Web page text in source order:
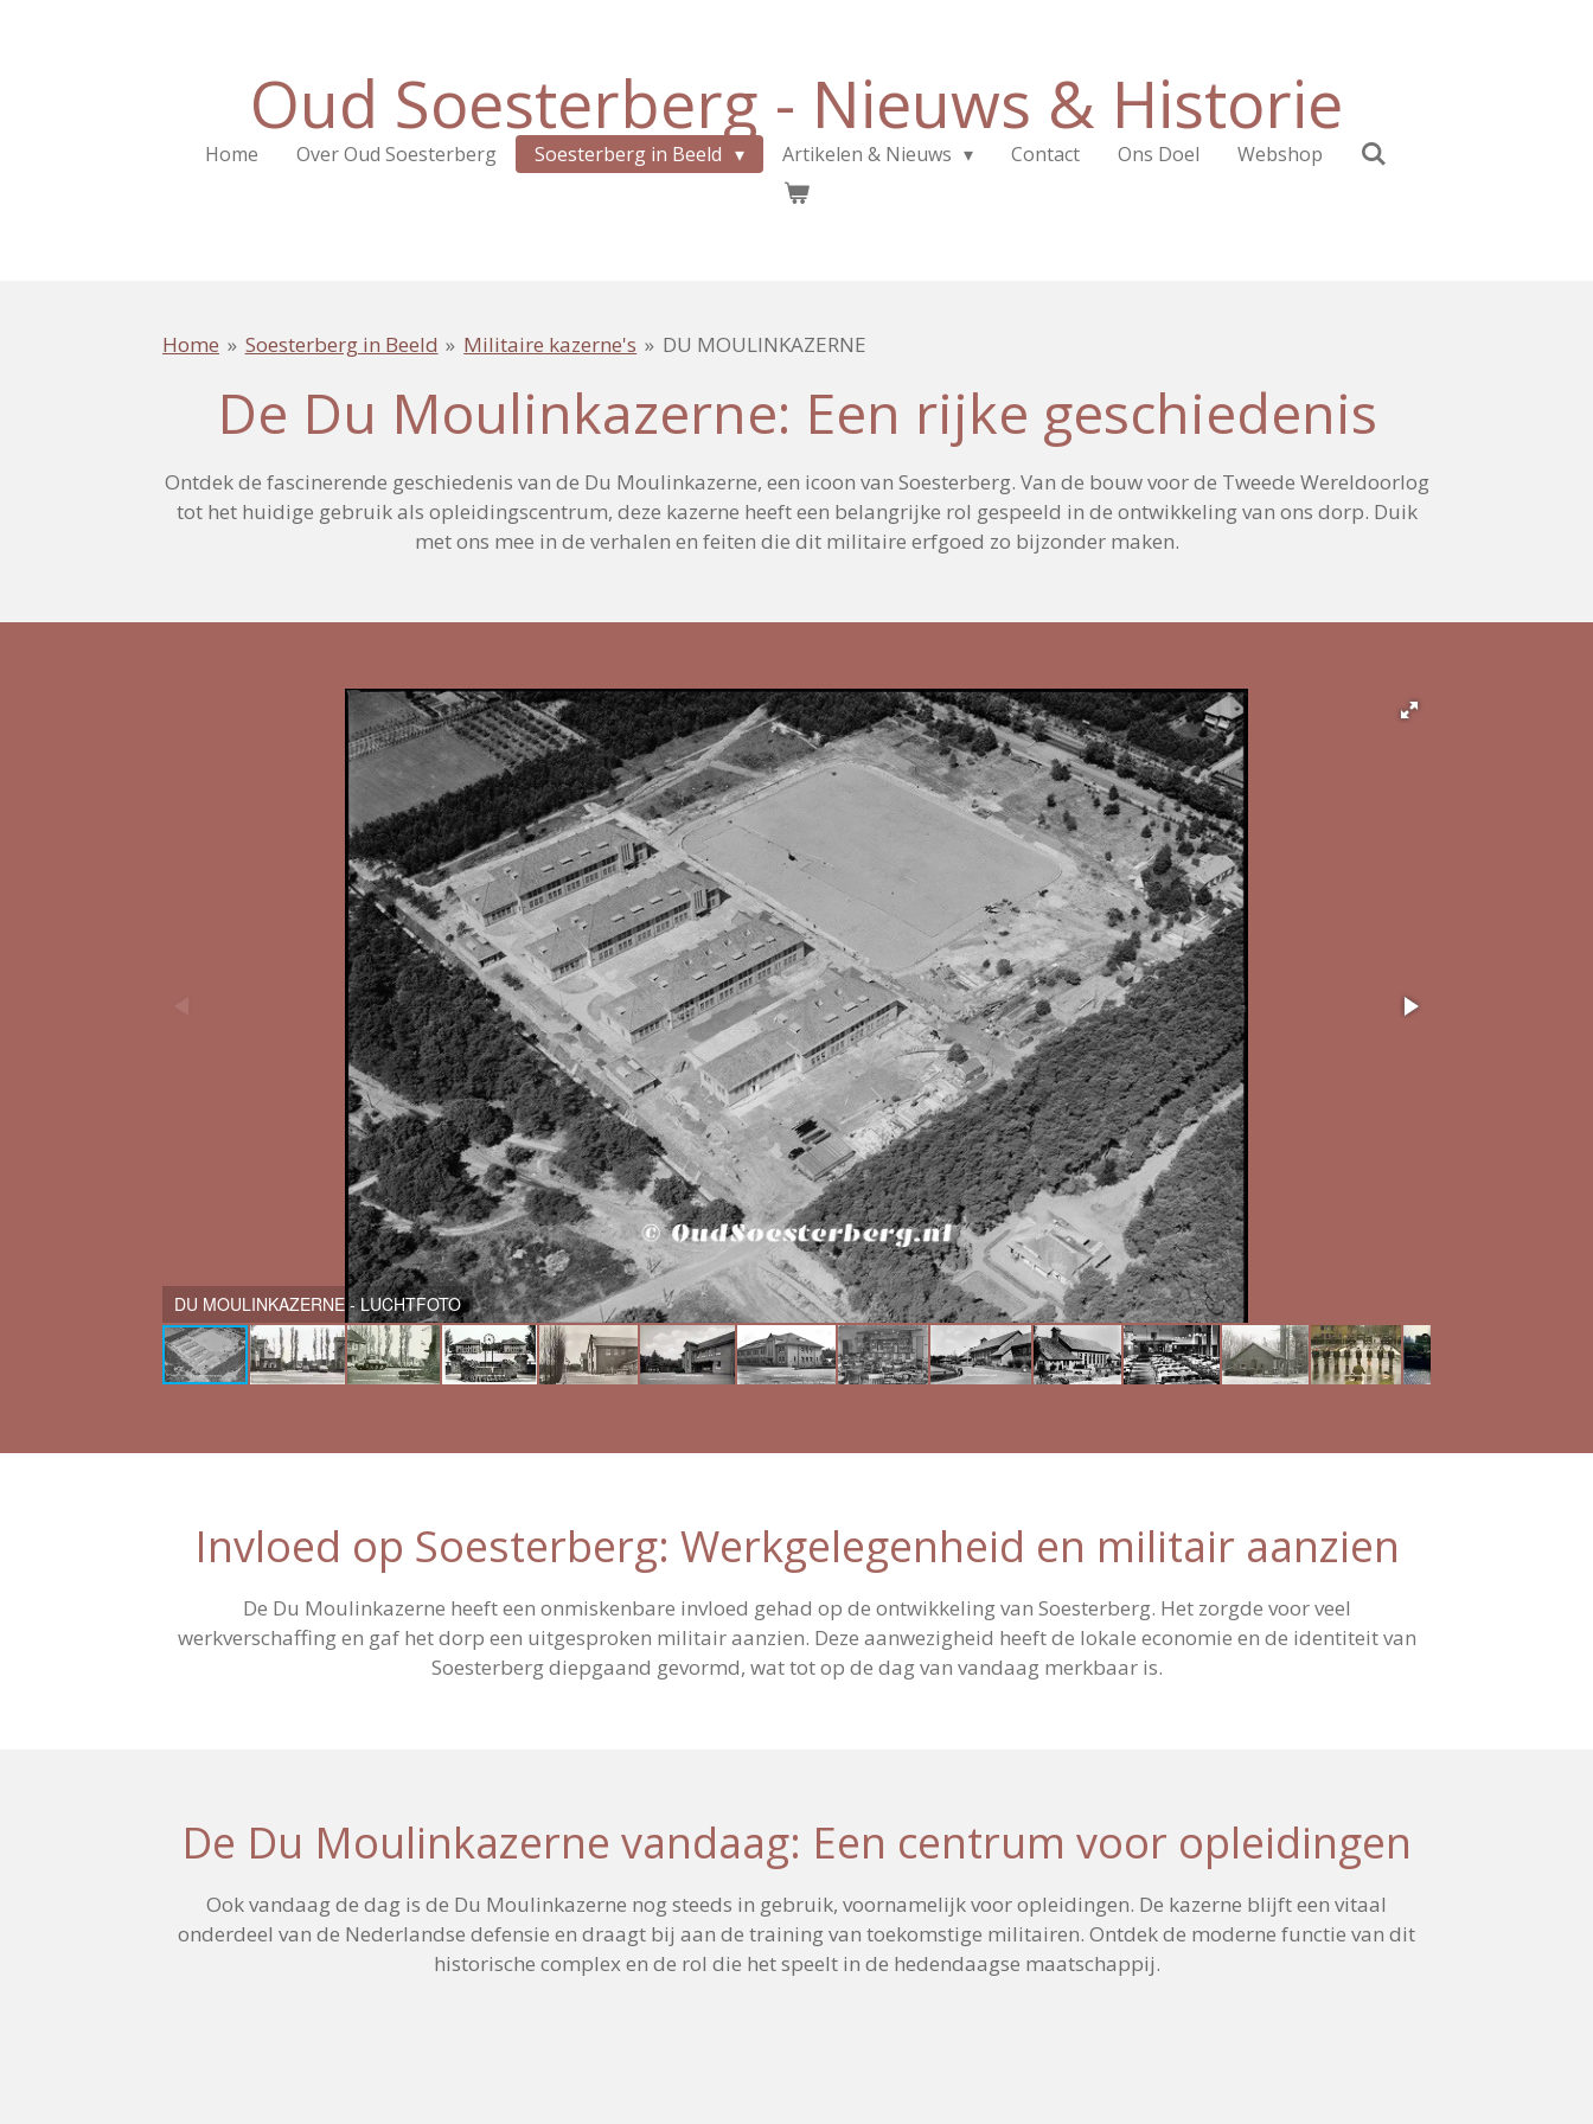
Oud Soesterberg - Nieuws & Historie
Home Over Oud Soesterberg Soesterberg in Beeld Artikelen & Nieuws Contact Ons Doel Webshop
Home » Soesterberg in Beeld » Militaire kazerne's » DU MOULINKAZERNE
De Du Moulinkazerne: Een rijke geschiedenis
Ontdek de fascinerende geschiedenis van de Du Moulinkazerne, een icoon van Soesterberg. Van de bouw voor de Tweede Wereldoorlog
tot het huidige gebruik als opleidingscentrum, deze kazerne heeft een belangrijke rol gespeeld in de ontwikkeling van ons dorp. Duik
met ons mee in de verhalen en feiten die dit militaire erfgoed zo bijzonder maken.
DU MOULINKAZERNE - LUCHTFOTO
Invloed op Soesterberg: Werkgelegenheid en militair aanzien
De Du Moulinkazerne heeft een onmiskenbare invloed gehad op de ontwikkeling van Soesterberg. Het zorgde voor veel
werkverschaffing en gaf het dorp een uitgesproken militair aanzien. Deze aanwezigheid heeft de lokale economie en de identiteit van
Soesterberg diepgaand gevormd, wat tot op de dag van vandaag merkbaar is.
De Du Moulinkazerne vandaag: Een centrum voor opleidingen
Ook vandaag de dag is de Du Moulinkazerne nog steeds in gebruik, voornamelijk voor opleidingen. De kazerne blijft een vitaal
onderdeel van de Nederlandse defensie en draagt bij aan de training van toekomstige militairen. Ontdek de moderne functie van dit
historische complex en de rol die het speelt in de hedendaagse maatschappij.